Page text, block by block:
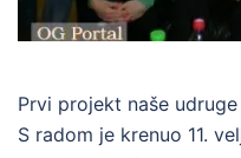
Prvi projekt naše
S radom je krenuo 11.